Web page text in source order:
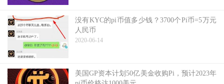
没有KYC的pi币值多少钱？3700个Pi币=5万元
人民币
2020-06-14
美国GP资本计划50亿美金收购Pi，预计2023年